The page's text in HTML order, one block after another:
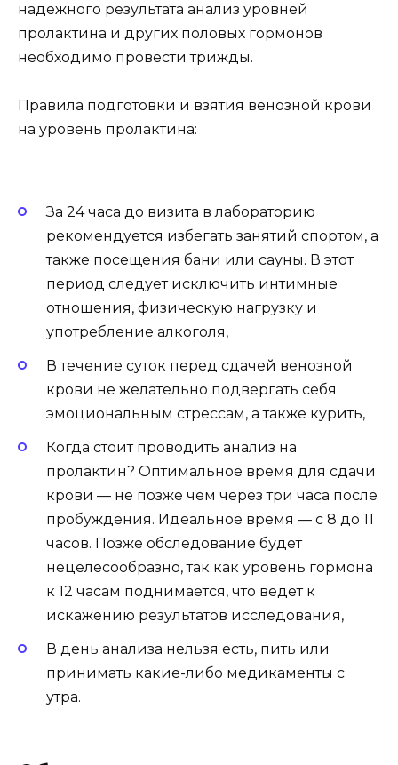
надежного результата анализ уровней
пролактина и других половых гормонов
необходимо провести трижды.
Правила подготовки и взятия венозной крови
на уровень пролактина:
За 24 часа до визита в лабораторию
рекомендуется избегать занятий спортом, а
также посещения бани или сауны. В этот
период следует исключить интимные
отношения, физическую нагрузку и
употребление алкоголя,
В течение суток перед сдачей венозной
крови не желательно подвергать себя
эмоциональным стрессам, а также курить,
Когда стоит проводить анализ на
пролактин? Оптимальное время для сдачи
крови — не позже чем через три часа после
пробуждения. Идеальное время — с 8 до 11
часов. Позже обследование будет
нецелесообразно, так как уровень гормона
к 12 часам поднимается, что ведет к
искажению результатов исследования,
В день анализа нельзя есть, пить или
принимать какие-либо медикаменты с
утра.